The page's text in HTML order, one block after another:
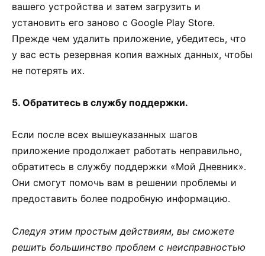
вашего устройства и затем загрузить и
установить его заново с Google Play Store.
Прежде чем удалить приложение, убедитесь, что
у вас есть резервная копия важных данных, чтобы
не потерять их.
5. Обратитесь в службу поддержки.
Если после всех вышеуказанных шагов
приложение продолжает работать неправильно,
обратитесь в службу поддержки «Мой Дневник».
Они смогут помочь вам в решении проблемы и
предоставить более подробную информацию.
Следуя этим простым действиям, вы сможете
решить большинство проблем с неисправностью